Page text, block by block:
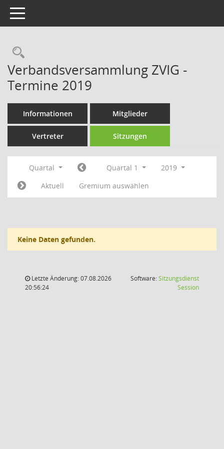
Toggle navigation
Rechercheauswahl
Verbandsversammlung ZVIG -
Termine 2019
Informationen Mitglieder
Vertreter Sitzungen
Quartal Quartal 1
2019
Aktuell
Gremium auswählen
Keine Daten gefunden.
Letzte Änderung: 07.08.2026
20:56:24
Software:Sitzungsdienst
Session(Wird in